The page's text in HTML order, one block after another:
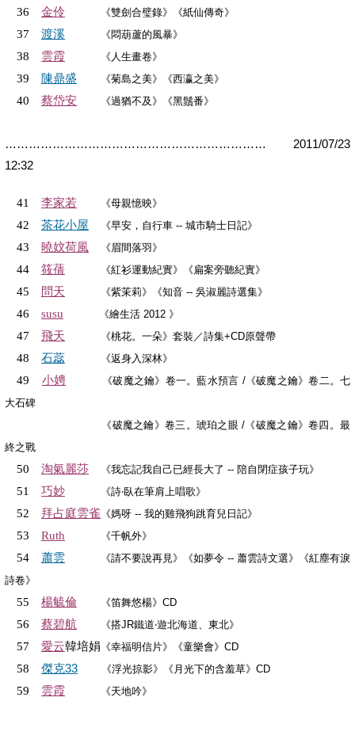
36 金伶 《雙劍合璧錄》《紙仙傳奇》
37 渡溪 《悶葫蘆的風暴》
38 雲霞 《人生畫卷》
39 陳鼎盛 《菊島之美》《西瀛之美》
40 蔡岱安 《過猶不及》《黑鬚番》
………………………………………………………… 2011/07/23
12:32
41 李家若 《母親憶映》
42 茶花小屋 《早安，自行車 -- 城市騎士日記》
43 曉妏荷風 《眉間落羽》
44 筱蒨 《紅衫運動紀實》《扁案旁聽紀實》
45 問天 《紫茉莉》《知音 -- 吳淑麗詩選集》
46 susu 《繪生活 2012 》
47 飛天 《桃花。一朵》套裝／詩集+CD原聲帶
48 石蕊 《返身入深林》
49 小娉
《破魔之鑰》卷一。藍水預言 /《破魔之鑰》卷二。七
大石碑
《破魔之鑰》卷三。琥珀之眼 /《破魔之鑰》卷四。最
終之戰
50 淘氣麗莎 《我忘記我自己已經長大了 -- 陪自閉症孩子玩》
51 巧妙 《詩‧臥在筆肩上唱歌》
52 拜占庭雲雀 《媽呀 -- 我的雞飛狗跳育兒日記》
53 Ruth 《千帆外》
54 蕭雲
《請不要說再見》《如夢令 -- 蕭雲詩文選》《紅塵有淚
詩卷》
55 楊毓倫 《笛舞悠楊》CD
56 蔡碧航 《搭JR鐵道‧遊北海道、東北》
57 愛云韓培娟 《幸福明信片》《童樂會》CD
58 傑克33 《浮光掠影》《月光下的含羞草》CD
59 雲霞 《天地吟》